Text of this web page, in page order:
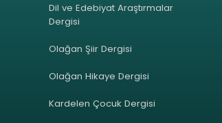
Dil ve Edebiyat Araştırmalar
Dergisi
Olağan Şiir Dergisi
Olağan Hikaye Dergisi
Kardelen Çocuk Dergisi